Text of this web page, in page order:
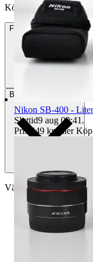
Köpförfrågan är tyvärr
Frakt Från 64 kr
Betalning
Välj till köparskydd
Nikon SB-400 -
Sluttid9 aug 09:41 .
Pris: 449 kr,Eller